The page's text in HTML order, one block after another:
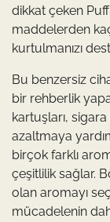
dikkat çeken
maddelerden
kurtulmanızı
Bu benzersiz
bir rehberlik
kartuşları, sigara
azaltmaya
birçok farklı
çeşitlilik sağlar.
olan aromayı
mücadelenin